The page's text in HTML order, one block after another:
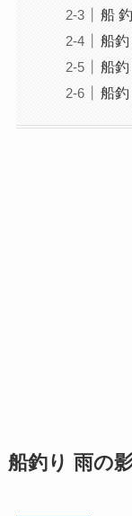
船
船
船
船釣
船釣り 雨の